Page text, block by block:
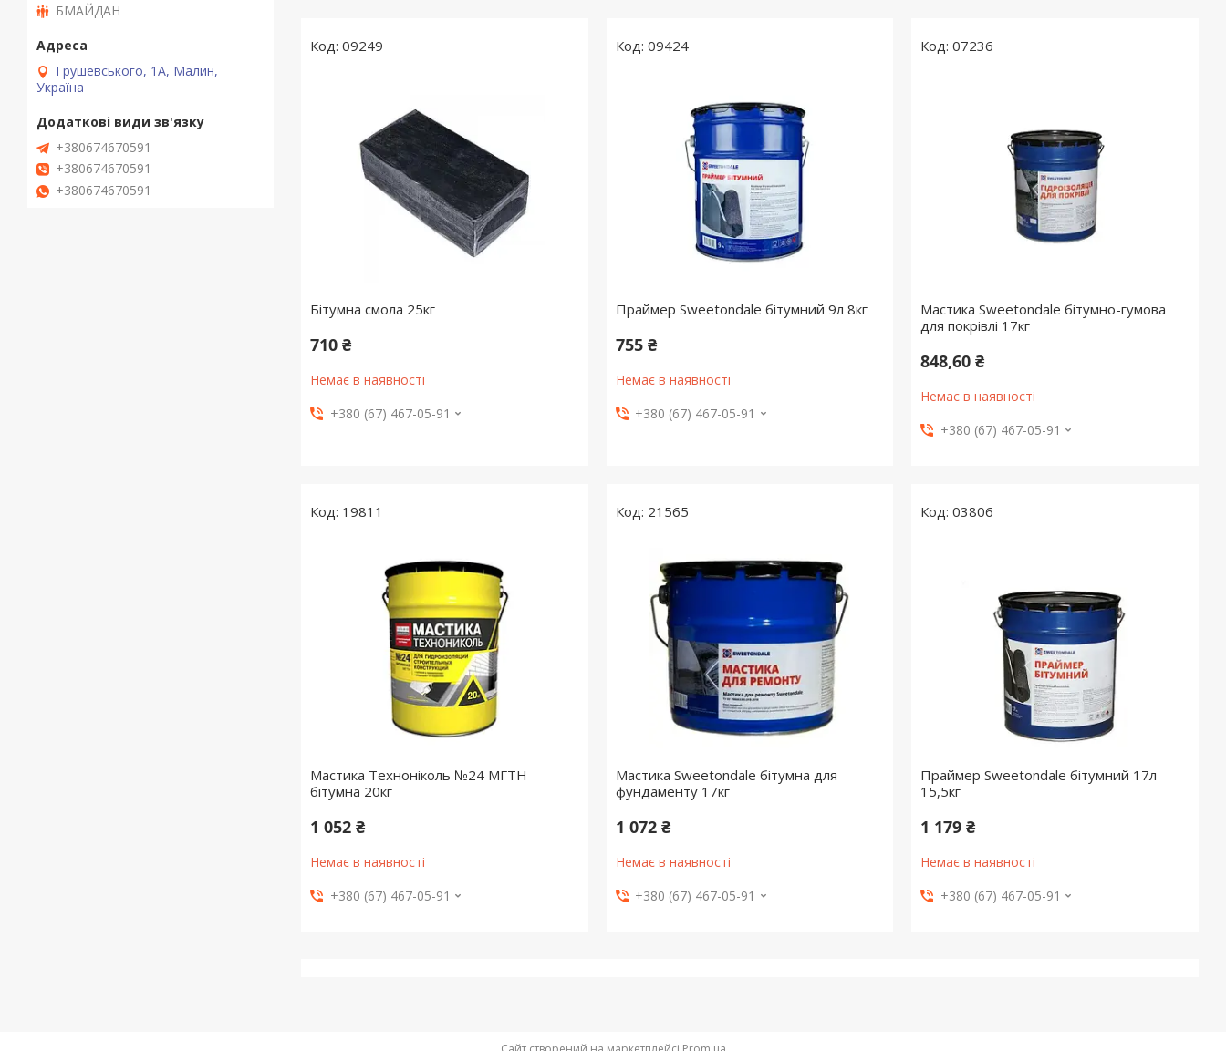
09249
Бітумна смола 25кг
710 ₴
Немає в наявності
+380 (67) 467-05-91
09424
Праймер Sweetondale бітумний 9л 8кг
755 ₴
Немає в наявності
+380 (67) 467-05-91
07236
Мастика Sweetondale бітумно-гумова
для покрівлі 17кг
848,60 ₴
Немає в наявності
+380 (67) 467-05-91
19811
Мастика Техноніколь №24 МГТН
бітумна 20кг
1 052 ₴
Немає в наявності
+380 (67) 467-05-91
21565
Мастика Sweetondale бітумна для
фундаменту 17кг
1 072 ₴
Немає в наявності
+380 (67) 467-05-91
03806
Праймер Sweetondale бітумний 17л
15,5кг
1 179 ₴
Немає в наявності
+380 (67) 467-05-91
БМАЙДАН
Грушевського, 1А, Малин,
Україна
+380674670591
+380674670591
+380674670591